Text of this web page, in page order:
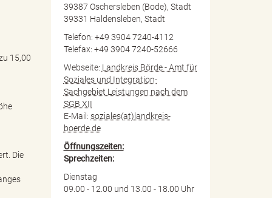
15,00
Die
39387 Oschersleben (Bode), Stadt
39331 Haldensleben, Stadt
Telefon: +49 3904 7240-4112
Telefax: +49 3904 7240-52666
Webseite: Landkreis Börde - Amt für
Soziales und Integration-
Sachgebiet Leistungen nach dem
SGB XII
E-Mail: soziales(at)landkreis-
boerde.de
Öffnungszeiten:
Sprechzeiten:
Dienstag
09.00 - 12.00 und 13.00 - 18.00 Uhr